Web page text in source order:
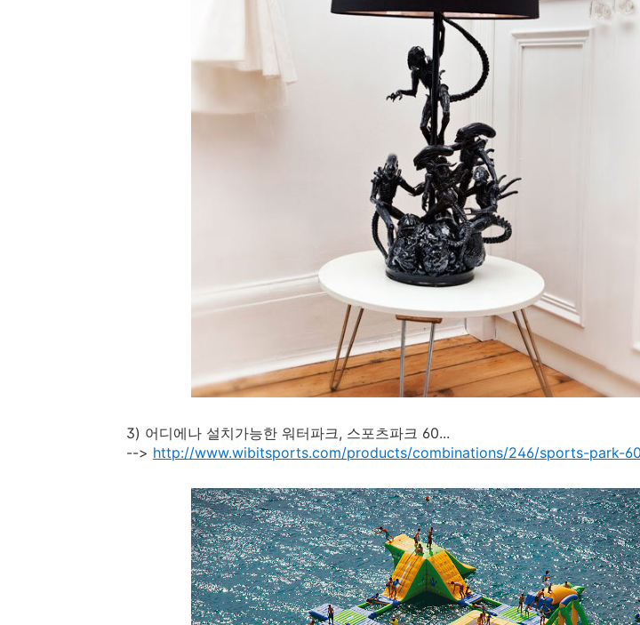
3) 어디에나 설치가능한 워터파크, 스포츠파크 60...
--> http://www.wibitsports.com/products/combinations/246/sports-park-60